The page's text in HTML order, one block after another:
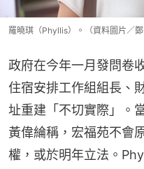
羅曉琪（Phyllis）。（資料圖片／鄭
政府在今年一月發問卷
住宿安排工作組組長、
址重建「不切實際」。
黃偉綸稱，宏福苑不會
權，或於明年立法。